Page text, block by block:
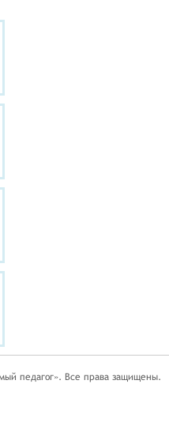
педагог». Все права защищены.